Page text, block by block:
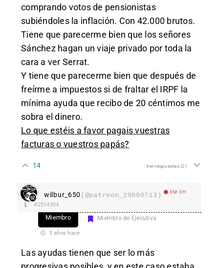
comprando votos de pensionistas
subiéndoles la inflación. Con 42.000 brutos.
Tiene que parecerme bien que los señores
Sánchez hagan un viaje privado por toda la
cara a ver Serrat.
Y tiene que parecerme bien que después de
freírme a impuestos si de fraltar el IRPF la
mínima ayuda que recibo de 20 céntimos me
sobra el dinero.
Lo que estéis a favor pagais vuestras
facturas o vuestros papás?
14 Ver respuestas(2)
wilbur_650 (@patreon_29960713) EM Off
#2514904
Miembro Miembro de Ejecutiva
3 años hace
Las ayudas tienen que ser lo más